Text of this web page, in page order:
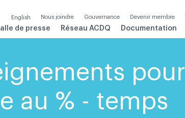
English Nous joindre Gouvernance Devenir membre
de presse Réseau ACDQ Documentation
pour
au % - temps